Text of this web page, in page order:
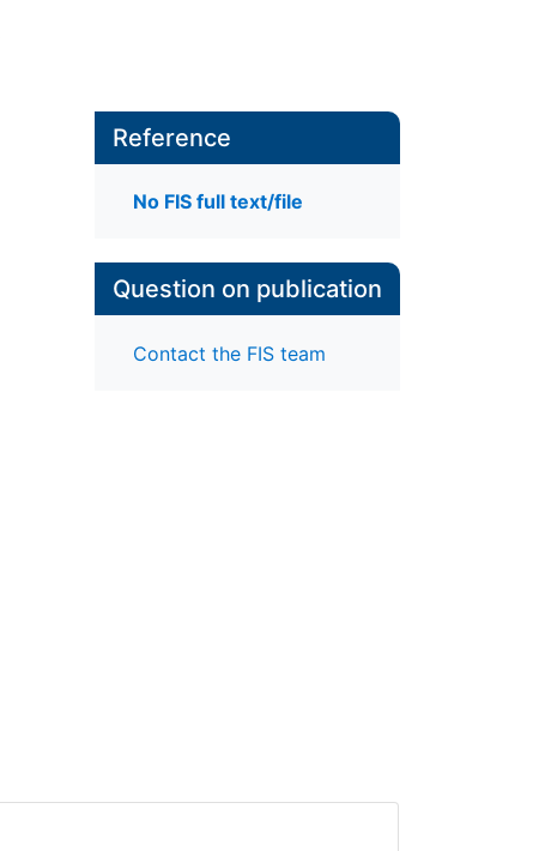
Reference
No FIS full text/file
Question on publication
Contact the FIS team